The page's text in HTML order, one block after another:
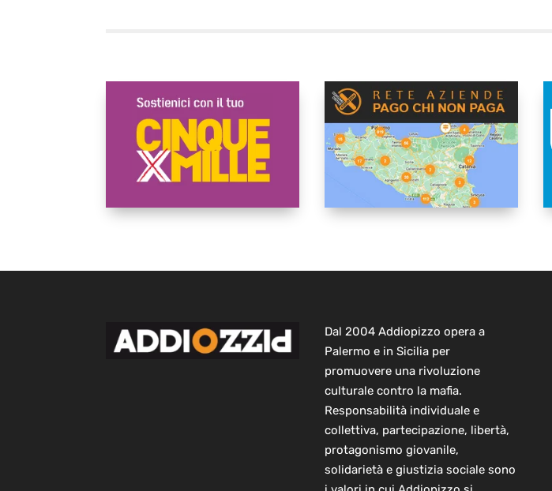
Dal 2004 Addiopizzo opera a
Palermo e in Sicilia per
promuovere una rivoluzione
culturale contro la mafia.
Responsabilità individuale e
collettiva, partecipazione, libertà,
protagonismo giovanile,
solidarietà e giustizia sociale sono